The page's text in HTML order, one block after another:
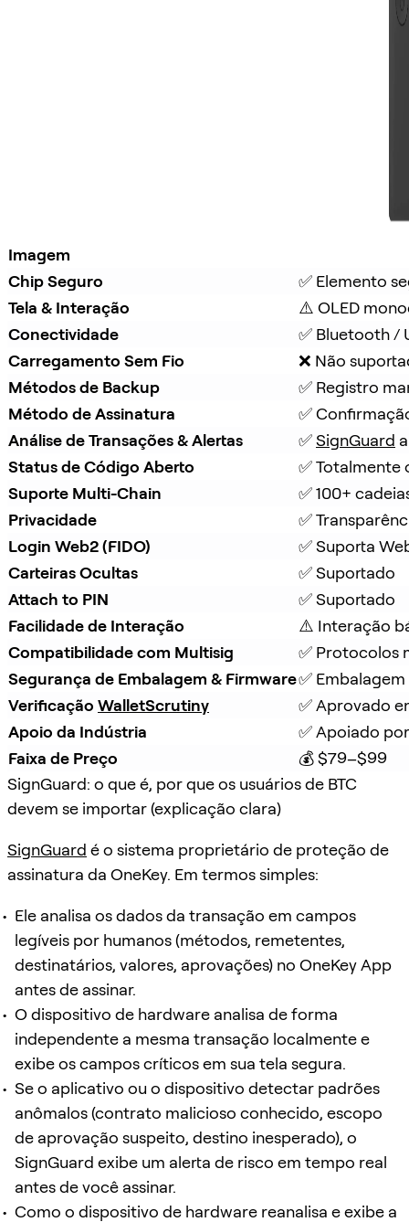
Imagem
Chip Seguro
✅ Elemento
Tela & Interação
⚠️ OLED
Conectividade
✅ Bluetooth /
Carregamento Sem Fio
❌ Não
Métodos de Backup
✅ Registro
Método de Assinatura
✅
Análise de Transações & Alertas
✅ SignGuard
Status de Código Aberto
✅ Totalmente
Suporte Multi-Chain
✅ 100+
Privacidade
✅
Login Web2 (FIDO)
✅ Suporta
Carteiras Ocultas
✅ Suportado
Attach to PIN
✅ Suportado
Facilidade de Interação
⚠️ Interação
Compatibilidade com Multisig
✅ Protocolos
Segurança de Embalagem & Firmware✅
Verificação WalletScrutiny
✅ Aprovado
Apoio da Indústria
✅ Apoiado
Faixa de Preço
💰 $79–$99
SignGuard: o que é, por que os usuários de BTC
devem se importar (explicação clara)
SignGuard é o sistema proprietário de proteção de
assinatura da OneKey. Em termos simples:
Ele analisa os dados da transação em campos
legíveis por humanos (métodos, remetentes,
destinatários, valores, aprovações) no OneKey App
antes de assinar.
O dispositivo de hardware analisa de forma
independente a mesma transação localmente e
exibe os campos críticos em sua tela segura.
Se o aplicativo ou o dispositivo detectar padrões
anômalos (contrato malicioso conhecido, escopo
de aprovação suspeito, destino inesperado), o
SignGuard exibe um alerta de risco em tempo real
antes de você assinar.
Como o dispositivo de hardware reanalisa e exibe a